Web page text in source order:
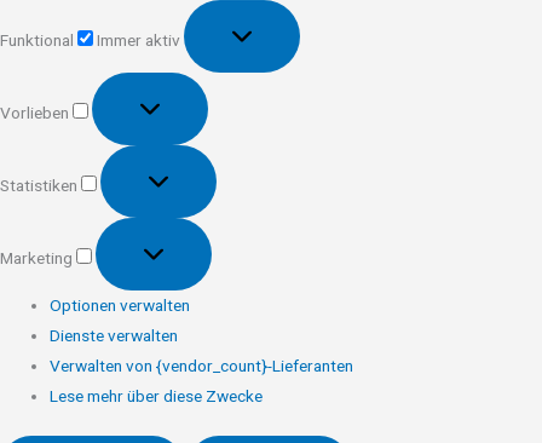
Funktional
Immer aktiv
Vorlieben
Vorlieben
Statistiken
Statistiken
Marketing
Marketing
Optionen verwalten
Dienste verwalten
Verwalten von {vendor_count}-Lieferanten
Lese mehr über diese Zwecke